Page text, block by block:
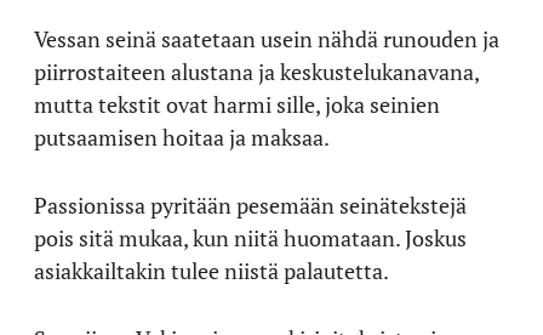
Vessan seinä saatetaan usein nähdä runouden ja
piirrostaiteen alustana ja keskustelukanavana,
mutta tekstit ovat harmi sille, joka seinien
putsaamisen hoitaa ja maksaa.
Passionissa pyritään pesemään seinätekstejä
pois sitä mukaa, kun niitä huomataan. Joskus
asiakkailtakin tulee niistä palautetta.